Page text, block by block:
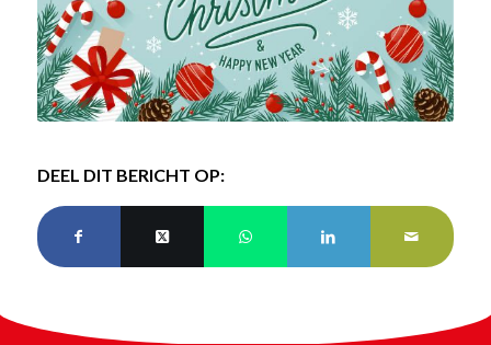
DEEL DIT BERICHT OP: